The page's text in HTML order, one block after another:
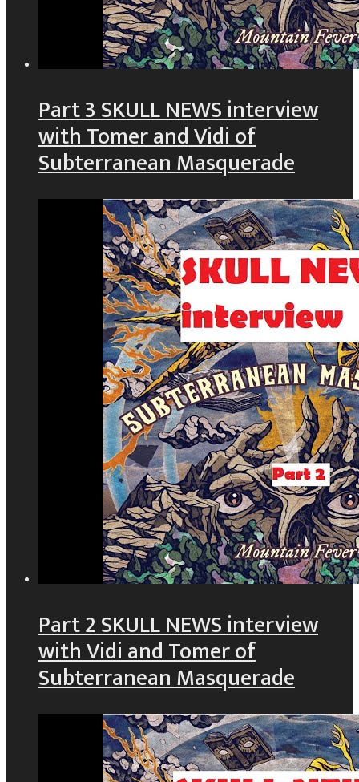
Part 3 SKULL NEWS interview
with Tomer and Vidi of
Subterranean Masquerade
Part 2 SKULL NEWS interview
with Vidi and Tomer of
Subterranean Masquerade